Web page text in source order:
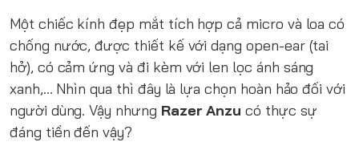
Một chiếc kính đẹp mắt tích hợp cả micro và loa có
chống nước, được thiết kế với dạng open-ear (tai
hở), có cảm ứng và đi kèm với len lọc ánh sáng
xanh,... Nhìn qua thì đây là lựa chọn hoàn hảo đối với
người dùng. Vậy nhưng Razer Anzu có thực sự
đáng tiền đến vậy?